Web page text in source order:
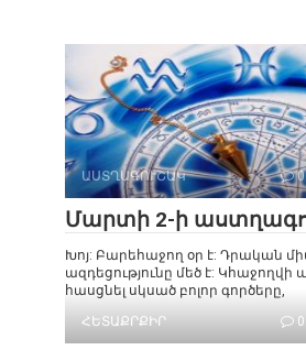
ԱՍՏՂԱԳՈՒՇԱԿ 0
Մարտի 2-ի
Խոյ: Բարեհաջող օր է: Դրական
ազդեցությունը մեծ է:
հասցնել սկսած բոլոր գործերը,
ՀԵՏԱՔՐՔԻՐ
0